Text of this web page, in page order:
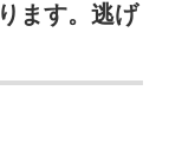
ます。逃げ